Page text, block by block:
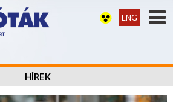
ENG
HÍREK